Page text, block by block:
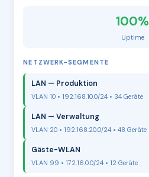
100%
Uptime
NETZWERK-SEGMENTE
LAN — Produktion
VLAN 10 • 192.168.10.0/24 • 34 Geräte
LAN — Verwaltung
VLAN 20 • 192.168.20.0/24 • 48 Geräte
Gäste-WLAN
VLAN 99 • 172.16.0.0/24 • 12 Geräte